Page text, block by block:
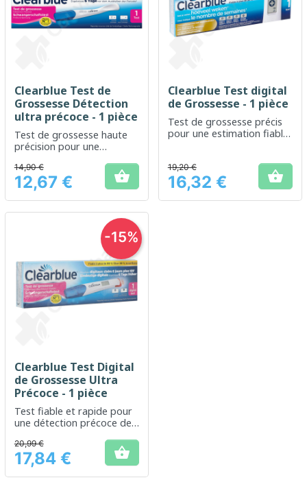
Clearblue Test de
Grossesse Détection
ultra précoce - 1 pièce
Test de grossesse haute
précision pour une
Prix
14,90 €
12,67 € 
Clearblue Test digital
de Grossesse - 1 pièce
Test de grossesse précis
pour une estimation fiable
Prix
19,20 €
16,32 € 
Clearblue Test Digital
de Grossesse Ultra
Précoce - 1 pièce
Test fiable et rapide pour
une détection précoce de
Prix
20,99 €
17,84 € 
-15%